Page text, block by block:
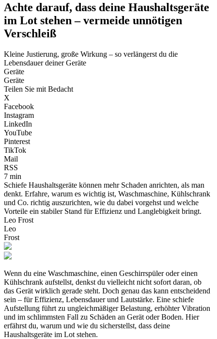
Achte darauf, dass deine Haushaltsgeräte
im Lot stehen – vermeide unnötigen
Verschleiß
Kleine Justierung, große Wirkung – so verlängerst du die
Lebensdauer deiner Geräte
Geräte
Geräte
Teilen Sie mit Bedacht
X
Facebook
Instagram
LinkedIn
YouTube
Pinterest
TikTok
Mail
RSS
7 min
Schiefe Haushaltsgeräte können mehr Schaden anrichten, als man
denkt. Erfahre, warum es wichtig ist, Waschmaschine, Kühlschrank
und Co. richtig auszurichten, wie du dabei vorgehst und welche
Vorteile ein stabiler Stand für Effizienz und Langlebigkeit bringt.
Leo Frost
Leo
Frost
Wenn du eine Waschmaschine, einen Geschirrspüler oder einen
Kühlschrank aufstellst, denkst du vielleicht nicht sofort daran, ob
das Gerät wirklich gerade steht. Doch genau das kann entscheidend
sein – für Effizienz, Lebensdauer und Lautstärke. Eine schiefe
Aufstellung führt zu ungleichmäßiger Belastung, erhöhter Vibration
und im schlimmsten Fall zu Schäden an Gerät oder Boden. Hier
erfährst du, warum und wie du sicherstellst, dass deine
Haushaltsgeräte im Lot stehen.